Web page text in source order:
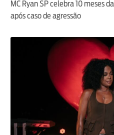
MC Ryan SP celebra 10 meses
após caso de agressão